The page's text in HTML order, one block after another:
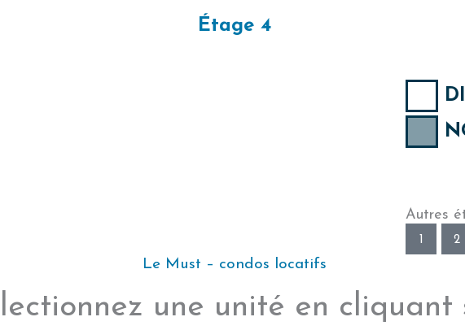
Étage 4
Autres
1 2
Le Must – condos locatifs
une unité en cliquant